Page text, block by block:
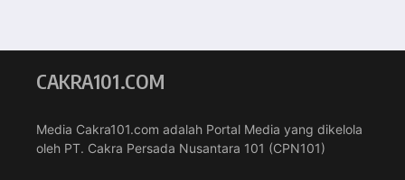
CAKRA101.COM
Media Cakra101.com adalah Portal Media yang dikelola
oleh PT. Cakra Persada Nusantara 101 (CPN101)